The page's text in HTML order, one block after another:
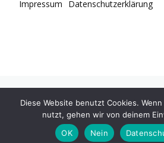
Impressum Datenschutzerklärung
multipurpose Prebuilt Website with a
Diese Website benutzt Cookies.
nutzt, gehen wir von deinem
OK
Nein